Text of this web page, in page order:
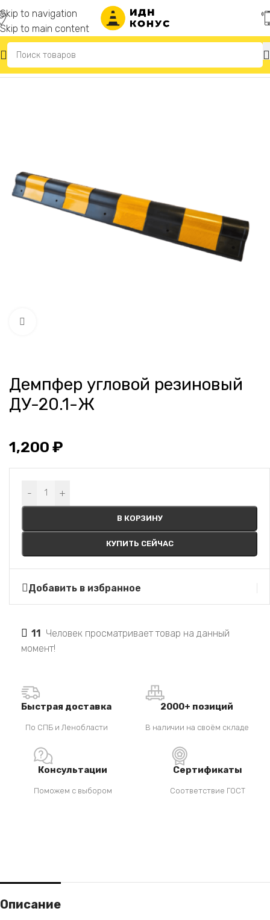
Skip to navigation
Skip to main content
Главная Демпферы угловые
Демпфер угловой резиновый
ДУ-20.1-Ж
1,200 ₽
- +
В КОРЗИНУ
КУПИТЬ СЕЙЧАС
Alternative:
Добавить в избранное
11
Человек просматривает товар на данный
момент!
Быстрая доставка
По СПБ и Ленобласти
2000+ позиций
В наличии на своём складе
Консультации
Поможем с выбором
Сертификаты
Соответствие ГОСТ
Описание